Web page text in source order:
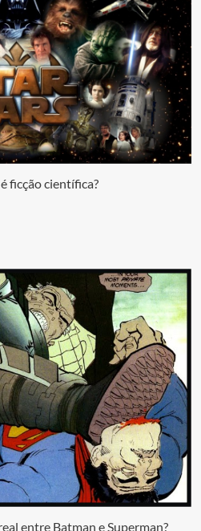
ficção científica?
entre Batman e Superman?